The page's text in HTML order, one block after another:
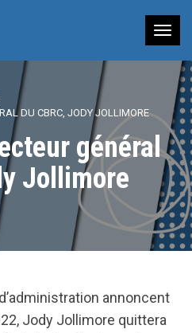
à
DU CBRC, JODY JOLLIMORE
général
Jollimore
annoncent
Jody Jollimore quittera